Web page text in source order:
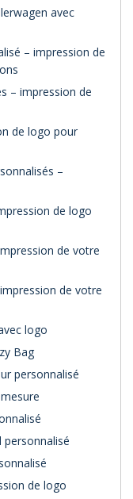
avec
– impression de
– impression de
de logo pour
–
de logo
de votre
de votre
logo
Bag
personnalisé
personnalisé
de logo